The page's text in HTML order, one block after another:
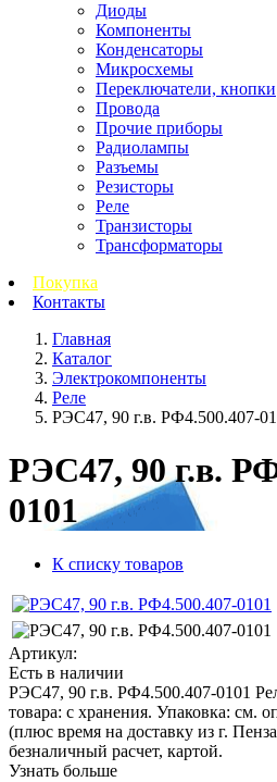
Диоды
Компоненты
Конденсаторы
Микросхемы
Переключатели, кнопки
Провода
Прочие приборы
Радиолампы
Разъемы
Резисторы
Реле
Транзисторы
Трансформаторы
Покупка
Контакты
Главная
Каталог
Электрокомпоненты
Реле
РЭС47, 90 г.в. РФ4.500.407-
РЭС47, 90 г.в.
0101
К списку товаров
Артикул:
Есть в наличии
РЭС47, 90 г.в. РФ4.500.407-0101
товара: с хранения. Упаковка: см.
(плюс время на доставку из г.
безналичный расчет, картой.
Узнать больше